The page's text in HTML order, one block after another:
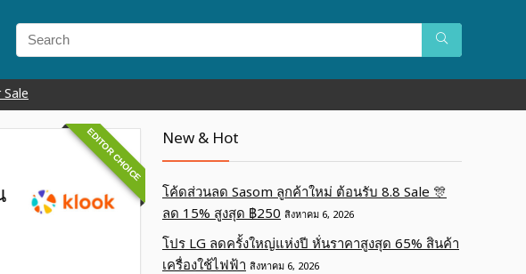
Sale
EDITOR CHOICE New & Hot
โค้ดส่วนลด Sasom ลูกค้าใหม่ ต้อนรับ 8.8 Sale 🎊
ลด 15% สูงสุด ฿250 สิงหาคม 6, 2026
โปร LG ลดครั้งใหญ่แห่งปี หั่นราคาสูงสุด 65% สินค้า
เครื่องใช้ไฟฟ้า สิงหาคม 6, 2026